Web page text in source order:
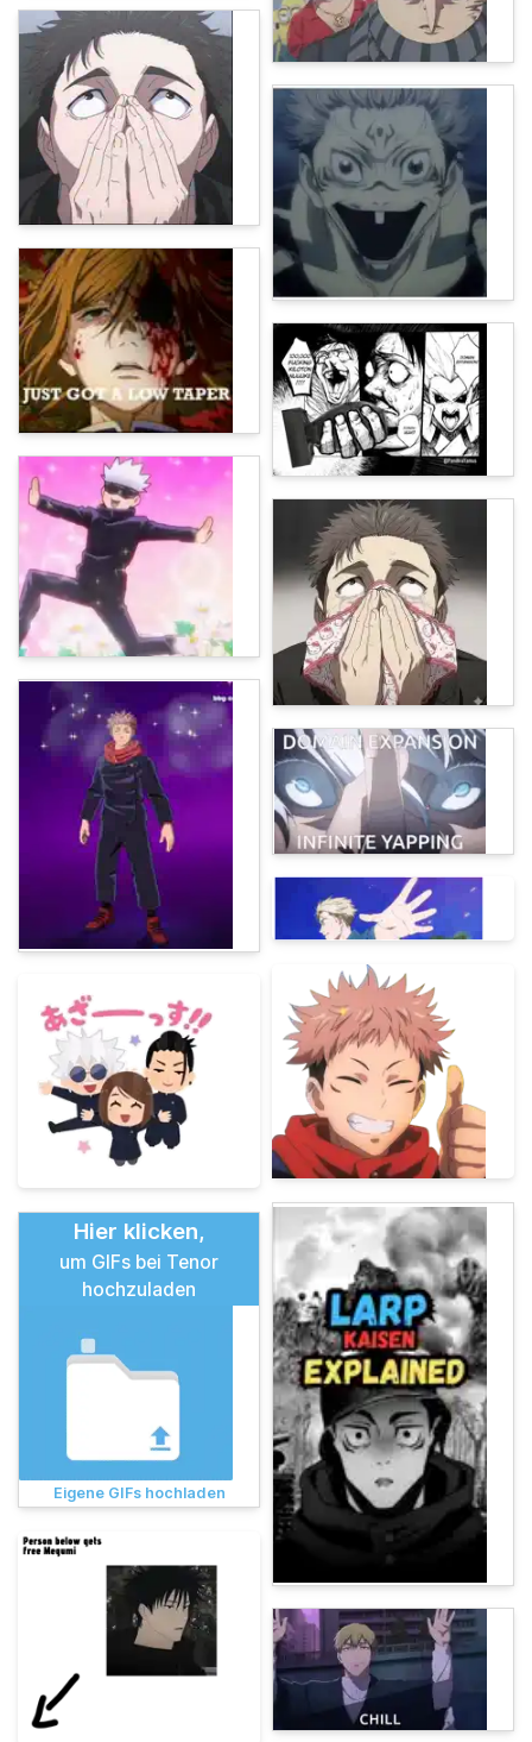
Hier klicken,
um GIFs bei Tenor
hochzuladen
Eigene GIFs hochladen